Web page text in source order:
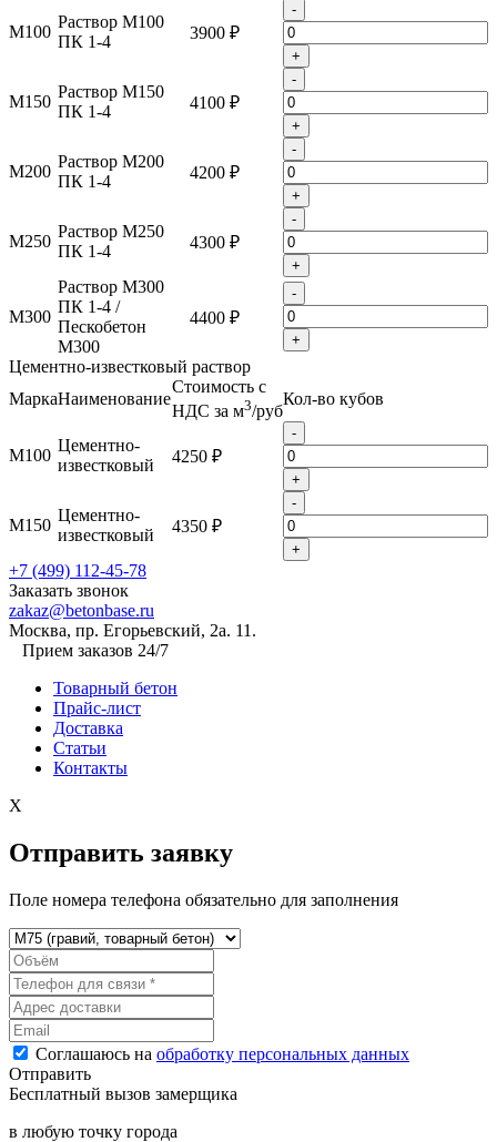
М100
Раствор М100
ПК 1-4
3900 ₽
-
+
М150
Раствор М150
ПК 1-4
4100 ₽
-
+
М200
Раствор М200
ПК 1-4
4200 ₽
-
+
М250
Раствор М250
ПК 1-4
4300 ₽
-
+
М300
Раствор М300
ПК 1-4 /
Пескобетон
М300
4400 ₽
-
+
Цементно-известковый раствор
МаркаНаименование
Стоимость с
НДС за м3/руб
Кол-во кубов
М100
Цементно-
известковый
4250 ₽
-
+
М150
Цементно-
известковый
4350 ₽
-
+
+7 (499) 112-45-78
Заказать звонок
zakaz@betonbase.ru
Москва, пр. Егорьевский, 2а. 11.
Прием заказов 24/7
Товарный бетон
Прайс-лист
Доставка
Статьи
Контакты
X
Отправить заявку
Поле номера телефона обязательно для заполнения
Соглашаюсь на обработку персональных данных
Отправить
Бесплатный вызов замерщика
в любую точку города